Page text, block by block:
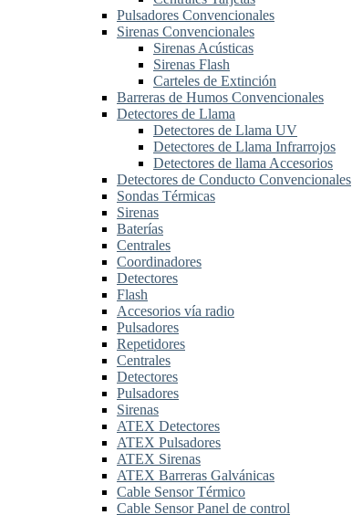
Pulsadores Convencionales
Sirenas Convencionales
Sirenas Acústicas
Sirenas Flash
Carteles de Extinción
Barreras de Humos Convencionales
Detectores de Llama
Detectores de Llama UV
Detectores de Llama Infrarrojos
Detectores de llama Accesorios
Detectores de Conducto Convencionales
Sondas Térmicas
Sirenas
Baterías
Centrales
Coordinadores
Detectores
Flash
Accesorios vía radio
Pulsadores
Repetidores
Centrales
Detectores
Pulsadores
Sirenas
ATEX Detectores
ATEX Pulsadores
ATEX Sirenas
ATEX Barreras Galvánicas
Cable Sensor Térmico
Cable Sensor Panel de control